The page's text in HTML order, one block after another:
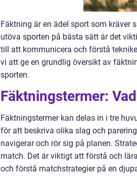
Fäktning är en ädel sport som kräver
utöva sporten på bästa sätt är det
till att kommunicera och förstå
vi att ge en grundlig översikt av
sporten.
Fäktningstermer:
Fäktningstermer kan delas in i tre
för att beskriva olika slag och
navigerar och rör sig på planen.
match. Det är viktigt att förstå och
och förstå matchstrategier på en